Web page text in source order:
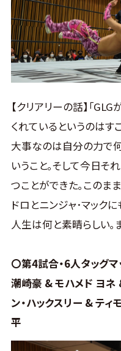
【クリアリーの話】｢
くれているというのはす
大事なのは自分の力で
いうこと｡そして今日そ
つことができた｡このま
ドロとニンジャ･マック
人生は何と素晴らしい｡
〇第4試合・6人タッグマ
潮崎豪 & モハメド ヨ
ン・ハックスリー & ティ
平